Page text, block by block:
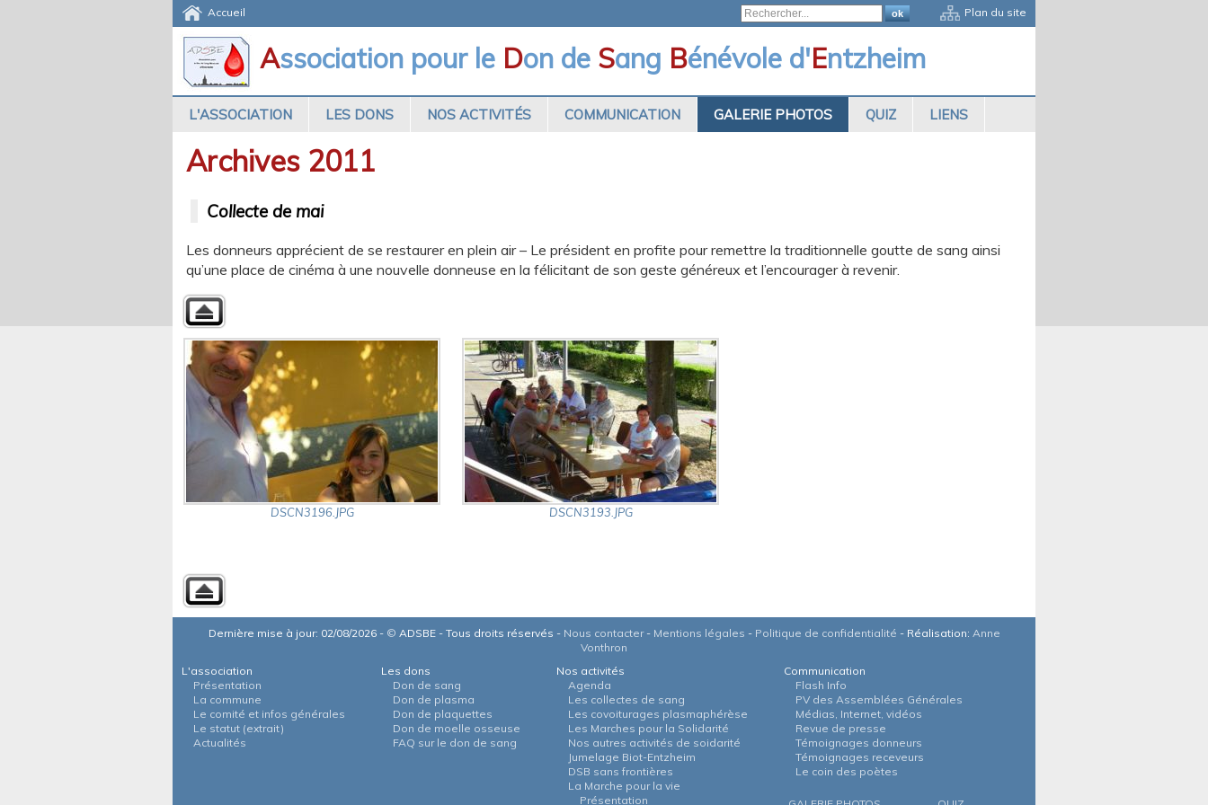
Accueil Plan du site
Association pour le Don de Sang Bénévole d'Entzheim
L'ASSOCIATION LES DONS NOS ACTIVITÉS COMMUNICATION GALERIE PHOTOS QUIZ LIENS
Archives 2011
Collecte de mai
Les donneurs apprécient de se restaurer en plein air – Le président en profite pour remettre la traditionnelle goutte de sang ainsi
qu’une place de cinéma à une nouvelle donneuse en la félicitant de son geste généreux et l’encourager à revenir.
DSCN3196.JPG DSCN3193.JPG
Dernière mise à jour: 02/08/2026 - © ADSBE - Tous droits réservés - Nous contacter- Mentions légales - Politique de confidentialité - Réalisation: Anne
Vonthron
L'association
Présentation
La commune
Le comité et infos générales
Le statut (extrait)
Actualités
Les dons
Don de sang
Don de plasma
Don de plaquettes
Don de moelle osseuse
FAQ sur le don de sang
Nos activités
Agenda
Les collectes de sang
Les covoiturages plasmaphérèse
Les Marches pour la Solidarité
Nos autres activités de soidarité
Jumelage Biot-Entzheim
DSB sans frontières
La Marche pour la vie
Présentation
Communication
Flash Info
PV des Assemblées Générales
Médias, Internet, vidéos
Revue de presse
Témoignages donneurs
Témoignages receveurs
Le coin des poètes